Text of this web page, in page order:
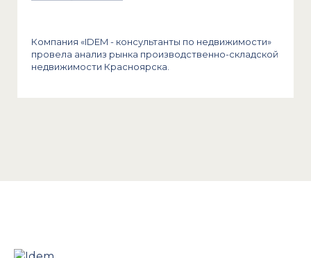
Компания «IDEM - консультанты по недвижимости»
провела анализ рынка производственно-складской
недвижимости Красноярска.